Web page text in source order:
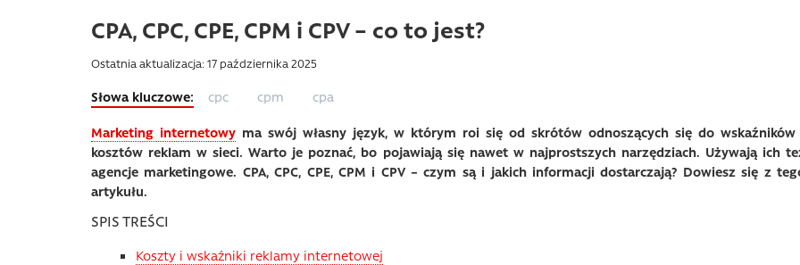
CPA, CPC, CPE, CPM i CPV – co to jest?
Ostatnia aktualizacja: 17 października 2025
cpc cpm
cpa
Marketing internetowy ma swój własny język, w którym roi się od skrótów odnoszących się do
kosztów reklam w sieci. Warto je poznać, bo pojawiają się nawet w najprostszych narzędziach. Używają ich
agencje marketingowe. CPA, CPC, CPE, CPM i CPV – czym są i jakich informacji dostarczają? Dowiesz się z
artykułu.
SPIS TREŚCI
Koszty i wskaźniki reklamy internetowej